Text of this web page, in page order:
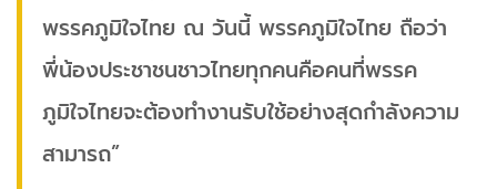
พรรคภูมิใจไทย ณ วันนี้ พรรคภูมิใจไทย ถือว่า
พี่น้องประชาชนชาวไทยทุกคนคือคนที่พรรค
ภูมิใจไทยจะต้องทํางานรับใช้อย่างสุดกําลังความ
สามารถ”